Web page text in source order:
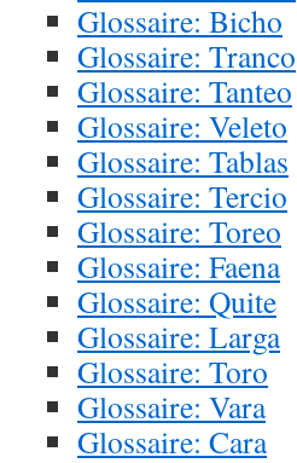
Glossaire: Bicho
Glossaire: Tranco
Glossaire: Tanteo
Glossaire: Veleto
Glossaire: Tablas
Glossaire: Tercio
Glossaire: Toreo
Glossaire: Faena
Glossaire: Quite
Glossaire: Larga
Glossaire: Toro
Glossaire: Vara
Glossaire: Cara